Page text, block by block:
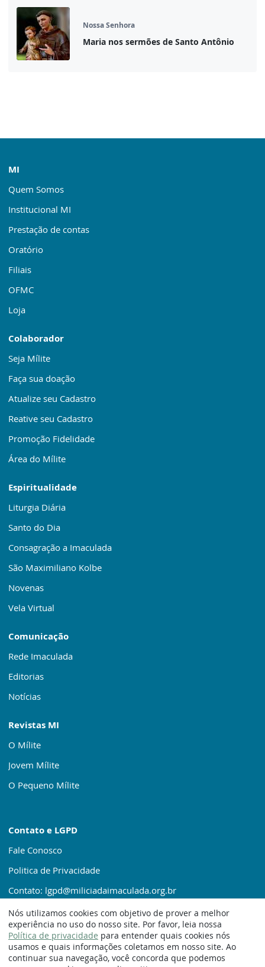
Nossa Senhora
Maria nos sermões de Santo Antônio
MI
Quem Somos
Institucional MI
Prestação de contas
Oratório
Filiais
OFMC
Loja
Colaborador
Seja Mílite
Faça sua doação
Atualize seu Cadastro
Reative seu Cadastro
Promoção Fidelidade
Área do Mílite
Espiritualidade
Liturgia Diária
Santo do Dia
Consagração a Imaculada
São Maximiliano Kolbe
Novenas
Vela Virtual
Comunicação
Rede Imaculada
Editorias
Notícias
Revistas MI
O Mílite
Jovem Mílite
O Pequeno Mílite
Contato e LGPD
Fale Conosco
Politica de Privacidade
Contato: lgpd@miliciadaimaculada.org.br
Nós utilizamos cookies com objetivo de prover a melhor
experiência no uso do nosso site. Por favor, leia nossa
Política de privacidade para entender quais cookies nós
usamos e quais informações coletamos em nosso site. Ao
continuar sua navegação, você concorda que podemos